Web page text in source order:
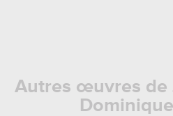
Autres œuvres de